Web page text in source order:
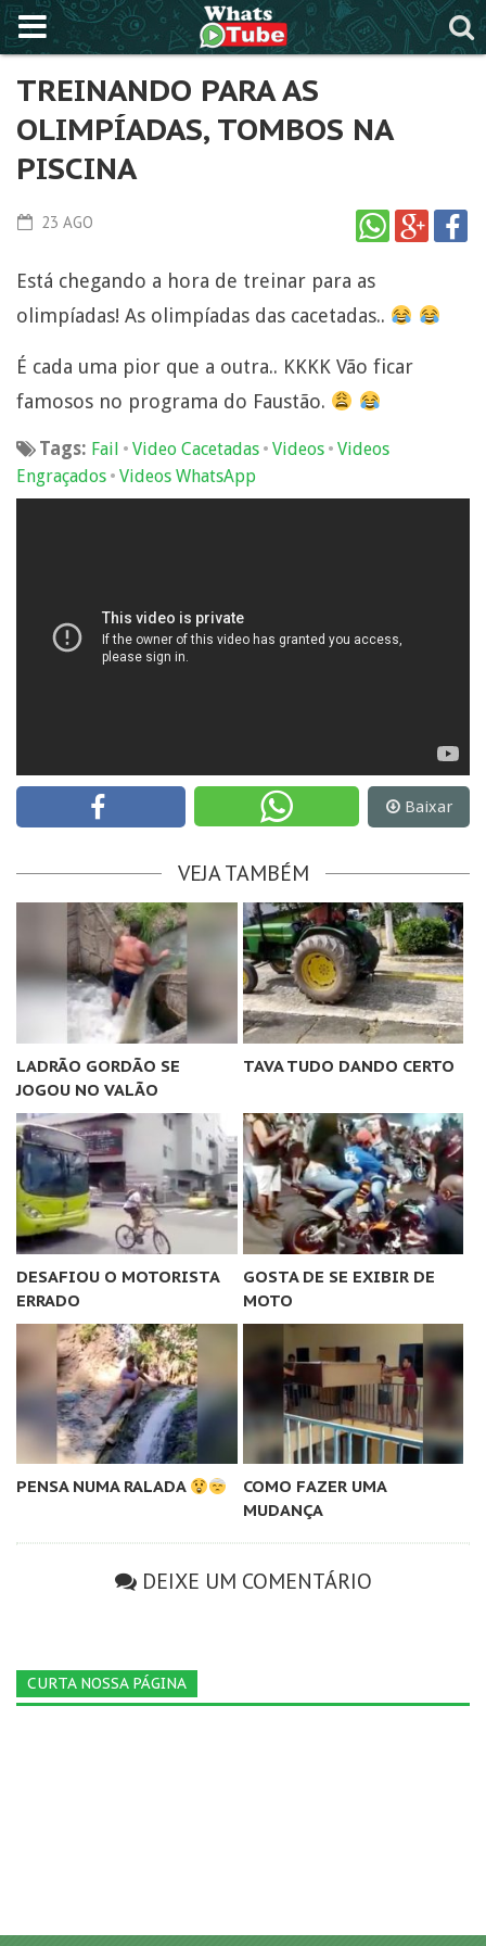
TREINANDO PARA AS
OLIMPÍADAS, TOMBOS NA
PISCINA
23 AGO
Está chegando a hora de treinar para as
olimpíadas! As olimpíadas das cacetadas..
É cada uma pior que a outra.. KKKK Vão ficar
famosos no programa do Faustão.
Tags: Fail • Video Cacetadas • Videos • Videos
Engraçados • Videos WhatsApp
Baixar
VEJA TAMBÉM
LADRÃO GORDÃO SE
JOGOU NO VALÃO
TAVA TUDO DANDO CERTO
DESAFIOU O MOTORISTA
ERRADO
GOSTA DE SE EXIBIR DE
MOTO
PENSA NUMA RALADA
COMO FAZER UMA
MUDANÇA
DEIXE UM COMENTÁRIO
CURTA NOSSA PÁGINA